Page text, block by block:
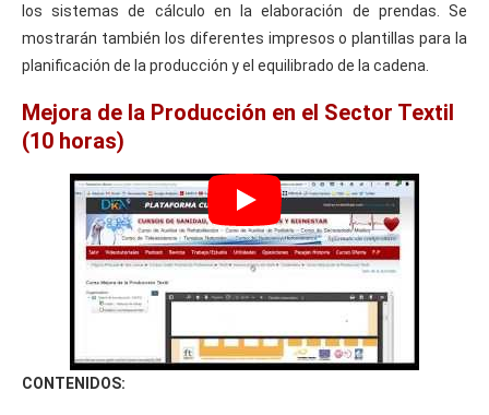
los sistemas de cálculo en la elaboración de prendas. Se
mostrarán también los diferentes impresos o plantillas para la
planificación de la producción y el equilibrado de la cadena.
Mejora de la Producción en el Sector Textil
(10 horas)
CONTENIDOS: